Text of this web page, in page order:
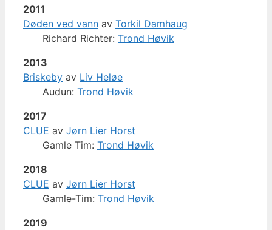
2011
Døden ved vann av Torkil Damhaug
Richard Richter: Trond Høvik
2013
Briskeby av Liv Heløe
Audun: Trond Høvik
2017
CLUE av Jørn Lier Horst
Gamle Tim: Trond Høvik
2018
CLUE av Jørn Lier Horst
Gamle-Tim: Trond Høvik
2019